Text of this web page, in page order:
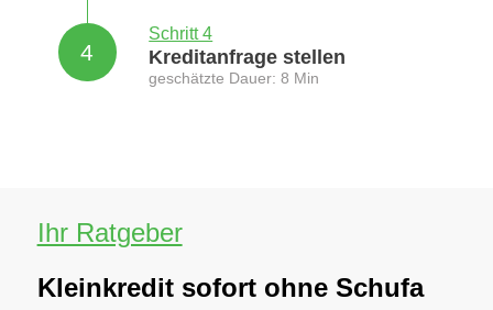
4
Schritt 4
Kreditanfrage stellen
geschätzte Dauer: 8 Min
Ihr Ratgeber
Kleinkredit sofort ohne Schufa